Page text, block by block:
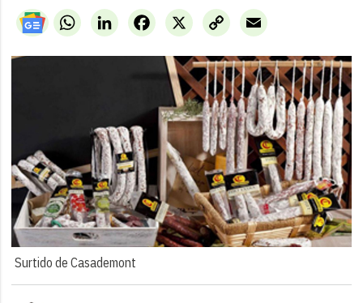
WhatsAppLinkedIn X
Facebook
Copy
Link
Email
Surtido de Casademont